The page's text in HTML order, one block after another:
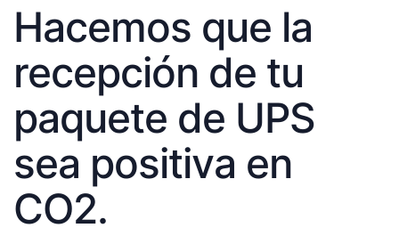
Hacemos que la
recepción de tu
paquete de UPS
sea positiva en
CO2.